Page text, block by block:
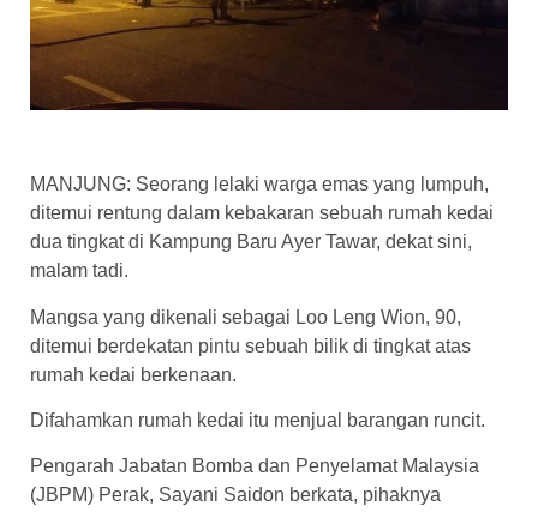
MANJUNG: Seorang lelaki warga emas yang lumpuh,
ditemui rentung dalam kebakaran sebuah rumah kedai
dua tingkat di Kampung Baru Ayer Tawar, dekat sini,
malam tadi.
Mangsa yang dikenali sebagai Loo Leng Wion, 90,
ditemui berdekatan pintu sebuah bilik di tingkat atas
rumah kedai berkenaan.
Difahamkan rumah kedai itu menjual barangan runcit.
Pengarah Jabatan Bomba dan Penyelamat Malaysia
(JBPM) Perak, Sayani Saidon berkata, pihaknya